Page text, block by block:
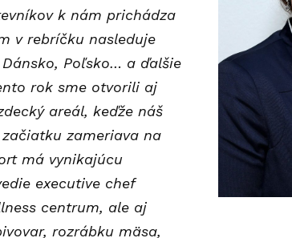
k nám prichádza
v rebríčku nasleduje
Poľsko… a ďalšie
rok sme otvorili aj
areál, keďže náš
zameriava na
má vynikajúcu
executive chef
centrum, ale aj
rozrábku mäsa,